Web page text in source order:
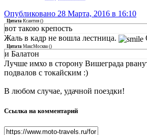
Опубликовано 28 Марта, 2016 в 16:10
Цитата Ксантия ()
вот такою крепость
Жаль в кадр не вошла лестница.
Цитата МаксМосква ()
и Балатон
Лучше имхо в сторону Вишеграда
подвалов с токайским :)
В любом случае, удачной поездки!
Ссылка на комментарий